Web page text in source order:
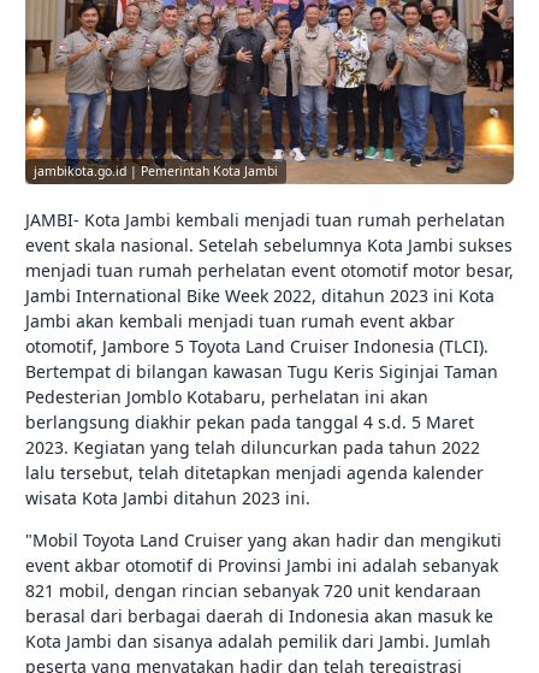
jambikota.go.id | Pemerintah Kota Jambi
JAMBI- Kota Jambi kembali menjadi tuan rumah perhelatan
event skala nasional. Setelah sebelumnya Kota Jambi sukses
menjadi tuan rumah perhelatan event otomotif motor besar,
Jambi International Bike Week 2022, ditahun 2023 ini Kota
Jambi akan kembali menjadi tuan rumah event akbar
otomotif, Jambore 5 Toyota Land Cruiser Indonesia (TLCI).
Bertempat di bilangan kawasan Tugu Keris Siginjai Taman
Pedesterian Jomblo Kotabaru, perhelatan ini akan
berlangsung diakhir pekan pada tanggal 4 s.d. 5 Maret
2023. Kegiatan yang telah diluncurkan pada tahun 2022
lalu tersebut, telah ditetapkan menjadi agenda kalender
wisata Kota Jambi ditahun 2023 ini.
"Mobil Toyota Land Cruiser yang akan hadir dan mengikuti
event akbar otomotif di Provinsi Jambi ini adalah sebanyak
821 mobil, dengan rincian sebanyak 720 unit kendaraan
berasal dari berbagai daerah di Indonesia akan masuk ke
Kota Jambi dan sisanya adalah pemilik dari Jambi. Jumlah
peserta yang menyatakan hadir dan telah teregistrasi